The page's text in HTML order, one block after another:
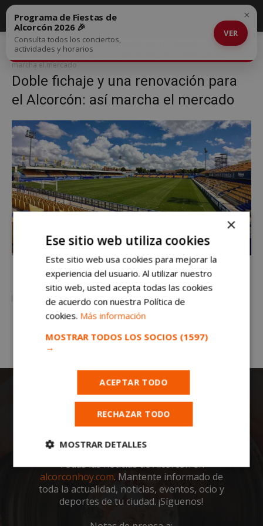
Inicio
Doble fichaje y una renovación para el Alcorcón: así marcha el
mercado
Doble fichaje y una renovación para el Alcorcón: así
marcha el mercado
Doble fichaje y una renovación para
el Alcorcón: así marcha el mercado
Programa de Fiestas de
Alcorcón 2026 🎉
Consulta todos los conciertos,
actividades y horarios
VER
×
Todas las noticias de Alcorcón en
alcorconhoy.com. Mantente informado de
toda la actualidad, noticias, eventos, ocio y
deportes de tu ciudad. ¡Síguenos!
×
Ese sitio web utiliza cookies
Este sitio web usa cookies para mejorar la
experiencia del usuario. Al utilizar nuestro
sitio web, usted acepta todas las cookies
de acuerdo con nuestra Política de
cookies. Más información
MOSTRAR TODOS LOS SOCIOS (1597)
→
ACEPTAR TODO
RECHAZAR TODO
MOSTRAR DETALLES
Cookies
estrictamente
necesarias
Cookies de
rendimiento